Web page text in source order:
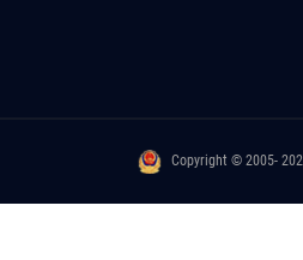
Copyright © 2005-